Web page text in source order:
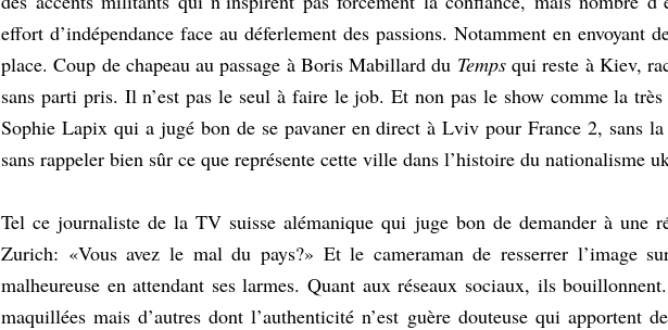
effort d’indépendance face au déferlement des passions. Notamment en envoyant
place. Coup de chapeau au passage à Boris Mabillard du Temps qui reste à Kiev,
sans parti pris. Il n’est pas le seul à faire le job. Et non pas le show comme la
Sophie Lapix qui a jugé bon de se pavaner en direct à Lviv pour France 2, sans
sans rappeler bien sûr ce que représente cette ville dans l’histoire du nationalisme
Tel ce journaliste de la TV suisse alémanique qui juge bon de demander à une
Zurich: «Vous avez le mal du pays?» Et le cameraman de resserrer l’image
malheureuse en attendant ses larmes. Quant aux réseaux sociaux, ils
maquillées mais d’autres dont l’authenticité n’est guère douteuse qui apportent